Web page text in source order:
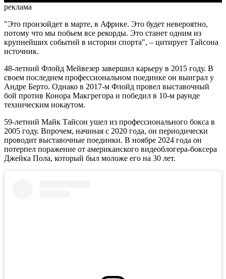
реклама
"Это произойдет в марте, в Африке. Это будет невероятно,
потому что мы побьем все рекорды. Это станет одним из
крупнейших событий в истории спорта", – цитирует Тайсона
источник.
48-летний Флойд Мейвезер завершил карьеру в 2015 году. В
своем последнем профессиональном поединке он выиграл у
Андре Берто. Однако в 2017-м Флойд провел выставочный
бой против Конора Макгрегора и победил в 10-м раунде
техническим нокаутом.
59-летний Майк Тайсон ушел из профессионального бокса в
2005 году. Впрочем, начиная с 2020 года, он периодически
проводит выставочные поединки. В ноябре 2024 года он
потерпел поражение от американского видеоблогера-боксера
Джейка Пола, который был моложе его на 30 лет.